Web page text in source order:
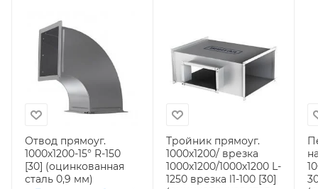
Отвод прямоуг.
1000х1200-15° R-150
[30] (оцинкованная
сталь 0,9 мм)
Тройник прямоуг.
1000х1200/ врезка
1000х1200/1000х1200 L-
1250 врезка l1-100 [30]